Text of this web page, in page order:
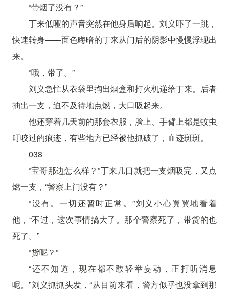
“带烟了没有？”
丁来低哑的声音突然在他身后响起。刘义吓了一跳，
快速转身——面色晦暗的丁来从门后的阴影中慢慢浮现出
来。
“哦，带了。”
刘义急忙从衣袋里掏出烟盒和打火机递给丁来。后者
抽出一支，迫不及待地点燃，大口吸起来。
他还穿着几天前的那套衣服，脸上、手臂上都是蚊虫
叮咬过的痕迹，有些地方已经被他抓破了，血迹斑斑。
038
“宝哥那边怎么样？”丁来几口就把一支烟吸完，又点
燃一支，“警察上门没有？”
“没有。一切还暂时正常。”刘义小心翼翼地看着
他，“不过，这次事情搞大了。那个警察死了，带货的也
死了。”
“货呢？”
“还不知道，现在都不敢轻举妄动，正打听消息
呢。”刘义抓抓头发，“从目前来看，警方似乎也没拿到那